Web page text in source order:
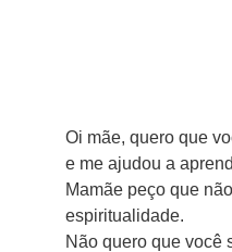
Oi mãe, quero que
e me ajudou a
Mamãe peço que
espiritualidade.
Não quero que você